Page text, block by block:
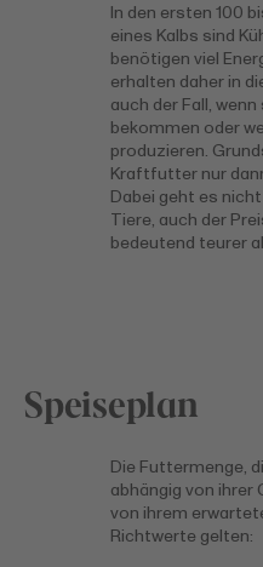
In den ersten 100
eines Kalbs sind
benötigen viel
erhalten daher in
auch der Fall,
bekommen oder
produzieren.
Kraftfutter nur
Dabei geht es
Tiere, auch der
bedeutend teurer
Speiseplan
Die Futtermenge,
abhängig von ihrer
von ihrem
Richtwerte gelten: